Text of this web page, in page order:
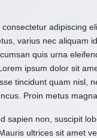
adipiscing
varius nec aliquam
quis urna
ipsum dolor sit
tincidunt quam nisl,
Proin metus
sapien non, suscipit
ultrices sit amet